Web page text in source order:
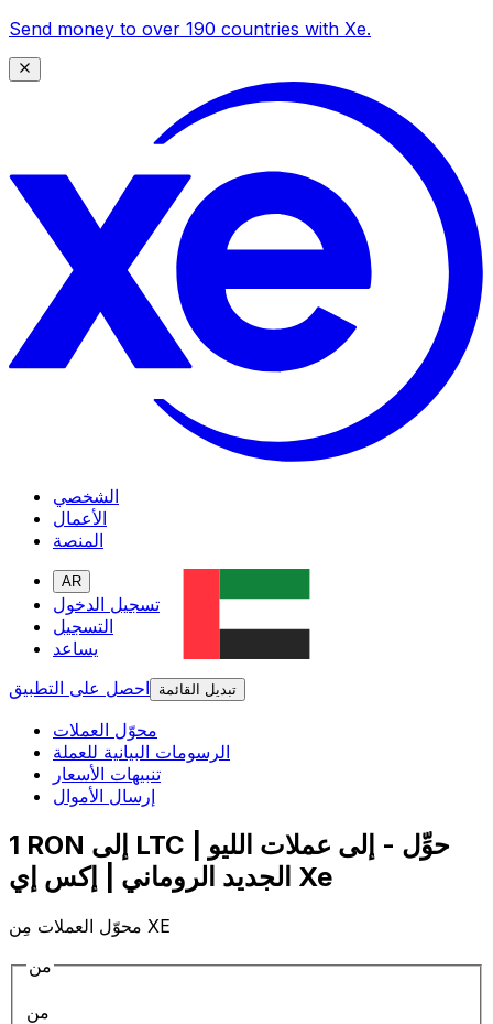
Send money to over 190 countries with Xe.
الشخصي
الأعمال
المنصة
AR
تسجيل الدخول
التسجيل
يساعد
احصل على التطبيق
تبديل القائمة
محوّل العملات
الرسومات البيانية للعملة
تنبيهات الأسعار
إرسال الأموال
1 RON إلى LTC | حوِّل - إلى عملات الليو
الجديد الروماني | إكس إي Xe
محوّل العملات مِن XE
من
من